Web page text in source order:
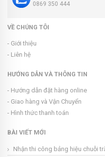
0869 350 444
VỀ CHÚNG TÔI
- Giới thiệu
- Liên hệ
HƯỚNG DẪN VÀ THÔNG TIN
- Hướng dẫn đặt hàng online
- Giao hàng và Vận Chuyển
- Hình thức thanh toán
BÀI VIẾT MỚI
Nhận thi công bảng hiệu chuỗi